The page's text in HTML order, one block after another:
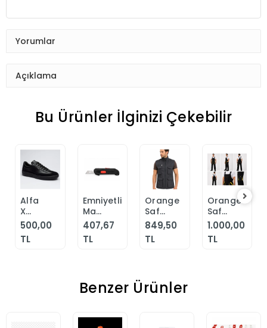
Yorumlar
Açıklama
Bu Ürünler İlginizi Çekebilir
Sepete
Alfa
X
Safety
Footwear
Erkek
500,00
TL
Sepete
Emniyetli
Maket
Bıçağı
SRA
300
407,67
TL
Sepete
Ekle
Orange
Safety
Çok
Cepli
Düz
849,50
TL
Sepete
Ekle
Orange
Safety
FlexPro
Lacivert-
Leon
1.000,00
TL
Benzer Ürünler